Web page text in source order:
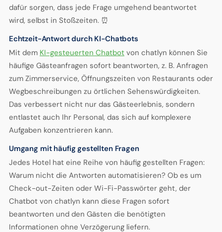
dafür sorgen, dass jede Frage umgehend beantwortet
wird, selbst in Stoßzeiten. ⏰
Echtzeit-Antwort durch KI-Chatbots
Mit dem KI-gesteuerten Chatbotvon chatlyn können Sie
häufige Gästeanfragen sofort beantworten, z. B. Anfragen
zum Zimmerservice, Öffnungszeiten von Restaurants oder
Wegbeschreibungen zu örtlichen Sehenswürdigkeiten.
Das verbessert nicht nur das Gästeerlebnis, sondern
entlastet auch Ihr Personal, das sich auf komplexere
Aufgaben konzentrieren kann.
Umgang mit häufig gestellten Fragen
Jedes Hotel hat eine Reihe von häufig gestellten Fragen:
Warum nicht die Antworten automatisieren? Ob es um
Check-out-Zeiten oder Wi-Fi-Passwörter geht, der
Chatbot von chatlyn kann diese Fragen sofort
beantworten und den Gästen die benötigten
Informationen ohne Verzögerung liefern.